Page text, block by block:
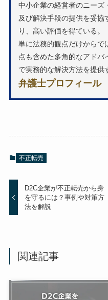
中小企業の経営者のニーズ
及び解決手段の提供を妥協
り、高い評価を得ている。
単に法務的観点だけからで
点も含めた多角的なアドバ
で実務的な解決方法を提供
弁護士プロフィール
不正転売
D2C企業が不正転売から身
を守るには？事例や対策方
法を解説
関連記事